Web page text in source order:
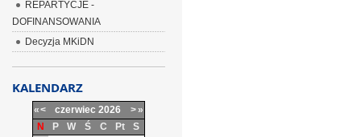
REPARTYCJE -
DOFINANSOWANIA
Decyzja MKiDN
KALENDARZ
«< czerwiec 2026 >»
N
P W Ś C Pt
S